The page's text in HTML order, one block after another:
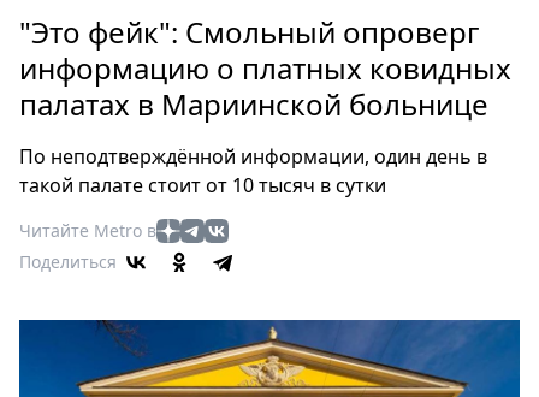
Россия
Мир
Здоровье
Туризм
Мода
Театр
Кино
Книги
Выставки
"Это фейк": Смольный опроверг
информацию о платных ковидных
палатах в Мариинской больнице
По неподтверждённой информации, один день в
такой палате стоит от 10 тысяч в сутки
Читайте Metro в
Поделиться